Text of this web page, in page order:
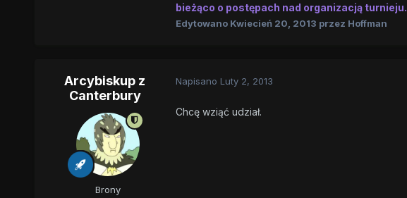
bieżąco o postępach nad organizacją turnieju.
Edytowano Kwiecień 20, 2013 przez Hoffman
Arcybiskup z
Canterbury
Brony
Napisano Luty 2, 2013
Chcę wziąć udział.